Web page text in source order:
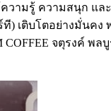
ามรู้ ความสนุก และ
เติบโตอย่างมั่นคง
จตุรงค์ พ